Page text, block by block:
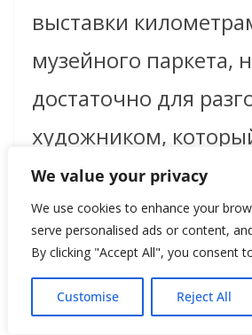
We value your privacy
We use cookies to enhance your
serve personalised ads or content,
By clicking "Accept All", you consent
Customise Reject All
выставки
музейного паркета,
достаточно для
художником,
любил
болтовню.
показывает
руины, озёра и небо